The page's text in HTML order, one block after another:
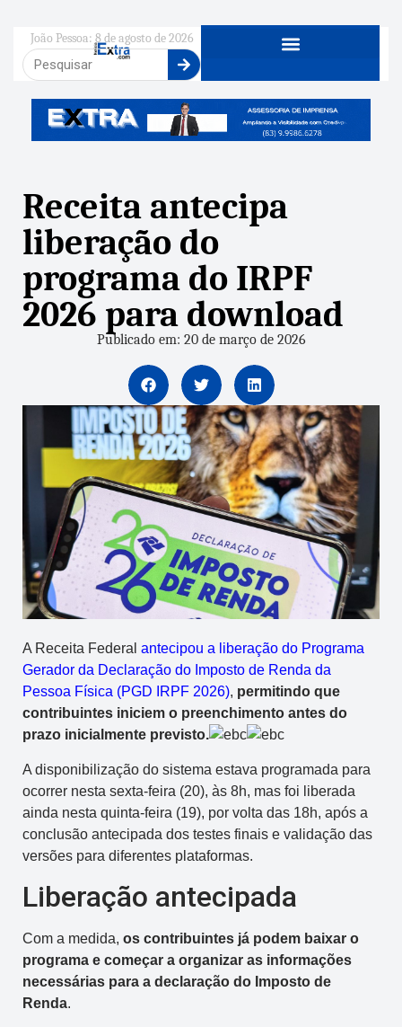
João Pessoa: 8 de agosto de 2026
Receita antecipa
liberação do
programa do IRPF
2026 para download
Publicado em: 20 de março de 2026
A Receita Federal antecipou a liberação do Programa
Gerador da Declaração do Imposto de Renda da
Pessoa Física (PGD IRPF 2026), permitindo que
contribuintes iniciem o preenchimento antes do
prazo inicialmente previsto.
A disponibilização do sistema estava programada para
ocorrer nesta sexta-feira (20), às 8h, mas foi liberada
ainda nesta quinta-feira (19), por volta das 18h, após a
conclusão antecipada dos testes finais e validação das
versões para diferentes plataformas.
Liberação antecipada
Com a medida, os contribuintes já podem baixar o
programa e começar a organizar as informações
necessárias para a declaração do Imposto de
Renda.